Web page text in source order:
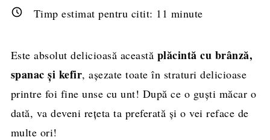
Timp estimat pentru citit: 11 minute
Este absolut delicioasă această plăcintă cu brânză,
spanac și kefir, așezate toate în straturi delicioase
printre foi fine unse cu unt! După ce o guști măcar o
dată, va deveni rețeta ta preferată și o vei reface de
multe ori!